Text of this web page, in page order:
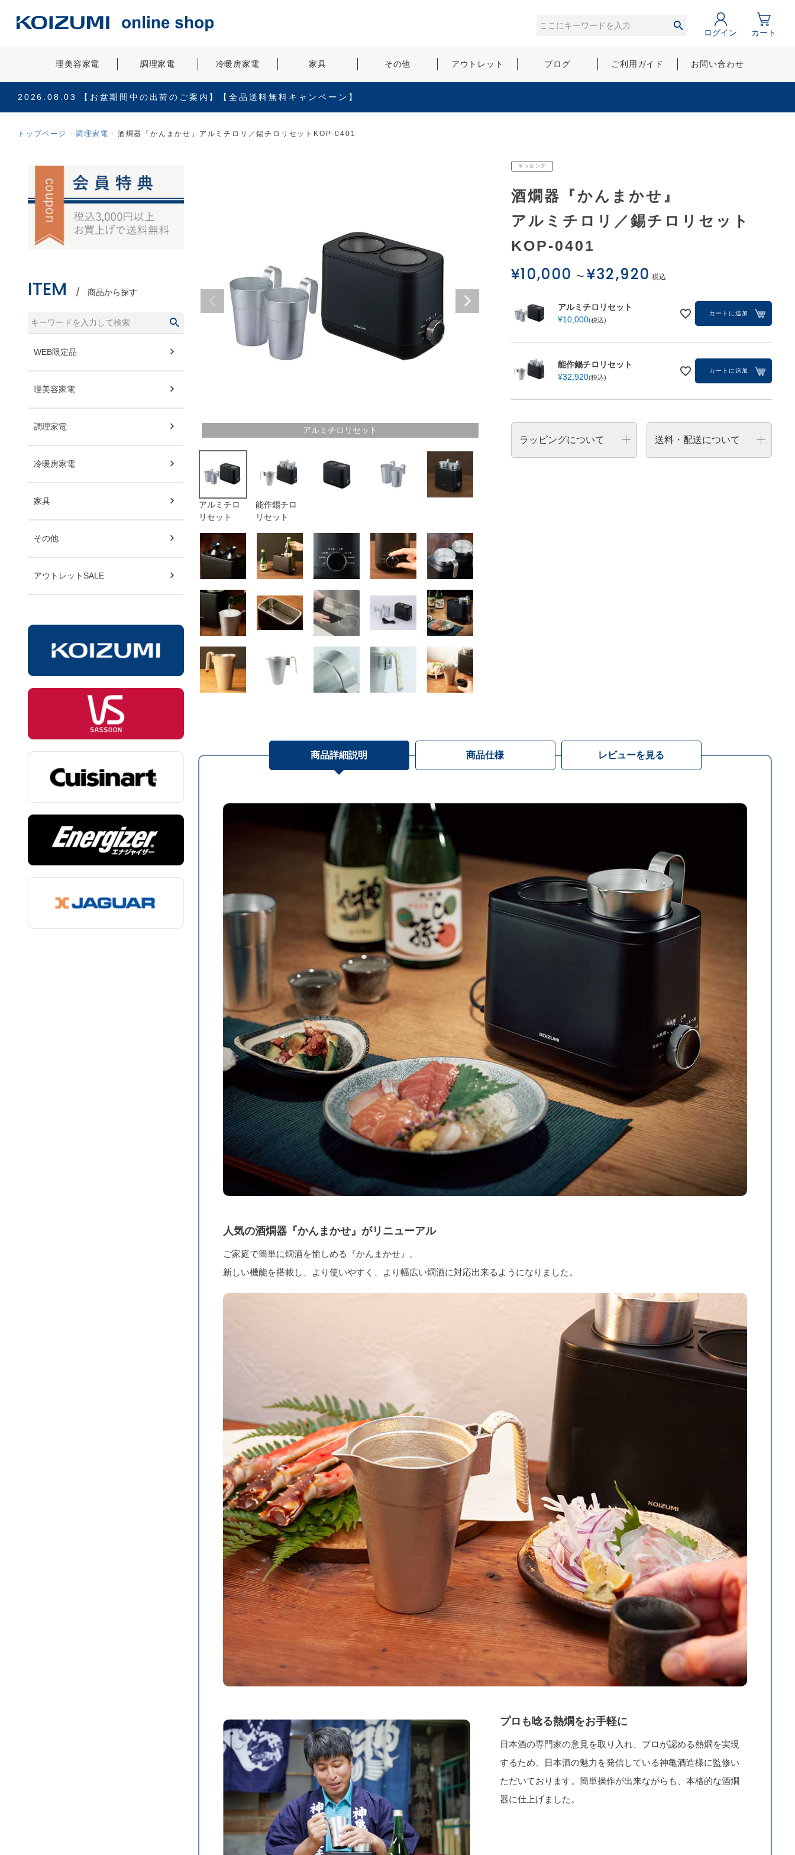
ログイン カート
理美容家電 調理家電 冷暖房家電 家具 その他 アウトレット ブログ ご利用ガイド お問い合わせ
2026.08.03 【お盆期間中の出荷のご案内】【全品送料無料キャンペーン】
トップページ 調理家電 酒燗器『かんまかせ』アルミチロリ／錫チロリセットKOP-0401
ITEM 商品から探す
WEB限定品
理美容家電
調理家電
冷暖房家電
家具
その他
アウトレットSALE
アルミチロリセット
アルミチロ
リセット
能作錫チロ
リセット
ラッピング
酒燗器『かんまかせ』
アルミチロリ／錫チロリセット
KOP-0401
¥10,000 〜 ¥32,920 税込
アルミチロリセット
¥10,000 税込
カートに追加
能作錫チロリセット
¥32,920 税込
カートに追加
ラッピングについて 送料・配送について
商品詳細説明
人気の酒燗器『かんまかせ』がリニューアル
ご家庭で簡単に燗酒を愉しめる『かんまかせ』。
新しい機能を搭載し、より使いやすく、より幅広い燗酒に対応出来るようになりました。
プロも唸る熱燗をお手軽に
日本酒の専門家の意見を取り入れ、プロが認める熱燗を実現
するため、日本酒の魅力を発信している神亀酒造様に監修い
ただいております。簡単操作が出来ながらも、本格的な酒燗
器に仕上げました。
商品仕様 レビューを見る